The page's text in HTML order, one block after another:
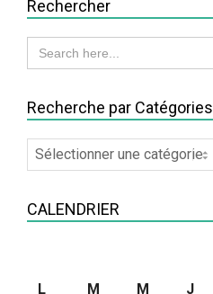
Rechercher
Search
for:
Recherche par Catégories
Recherche
par
CALENDRIER
L
M M J